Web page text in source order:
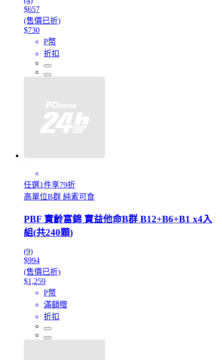
$657
(售價已折)
$730
P幣
折扣
任選1件享79折
高單位B群 純素可食
PBF 寶齡富錦 寶益他命B群 B12+B6+B1 x4入
組(共240顆)
(9)
$994
(售價已折)
$1,259
P幣
滿額贈
折扣